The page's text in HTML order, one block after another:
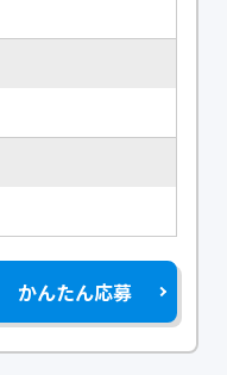
かんたん応募